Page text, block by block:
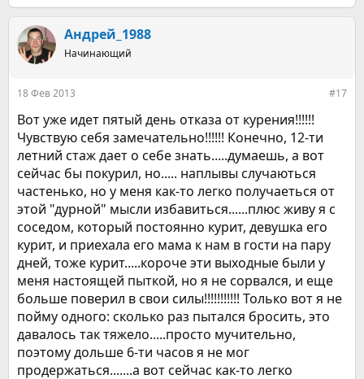
е
к
ц
и
Андрей_1988
Начинающий
18 Фев 2013 #17
Вот уже идет пятый день отказа от курения!!!!!!
Чувствую себя замечательно!!!!!! Конечно, 12-ти
летний стаж дает о себе знать.....думаешь, а вот
сейчас бы покурил, но..... наплывы случаються
частенько, но у меня как-то легко получаеться от
этой "дурной" мысли избавиться......плюс живу я с
соседом, который постоянно курит, девушка его
курит, и приехала его мама к нам в гости на пару
дней, тоже курит.....короче эти выходные были у
меня настоящей пыткой, но я не сорвался, и еще
больше поверил в свои силы!!!!!!!!!!! Только вот я не
пойму одного: сколько раз пытался бросить, это
давалось так тяжело.....просто мучительно,
поэтому дольше 6-ти часов я не мог
продержаться.......а вот сейчас как-то легко